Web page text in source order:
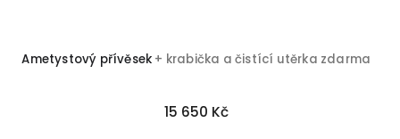
Ametystový přívěsek + krabička a čistící utěrka zdarma
15 650 Kč